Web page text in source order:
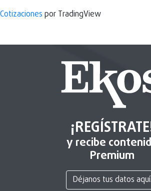
Cotizaciones por TradingView
y recibe
Premium
Déjanos tus datos aquí.